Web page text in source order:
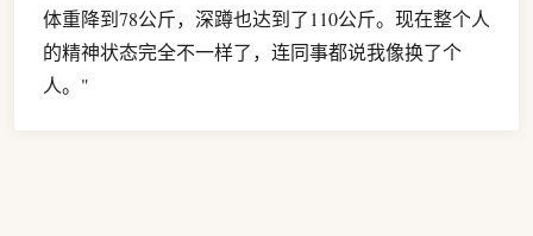
体重降到78公斤，深蹲也达到了110公斤。现在整个人
的精神状态完全不一样了，连同事都说我像换了个
人。"